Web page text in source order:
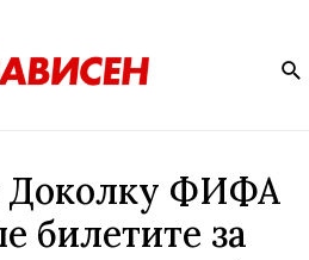
Доколку ФИФА
билетите за